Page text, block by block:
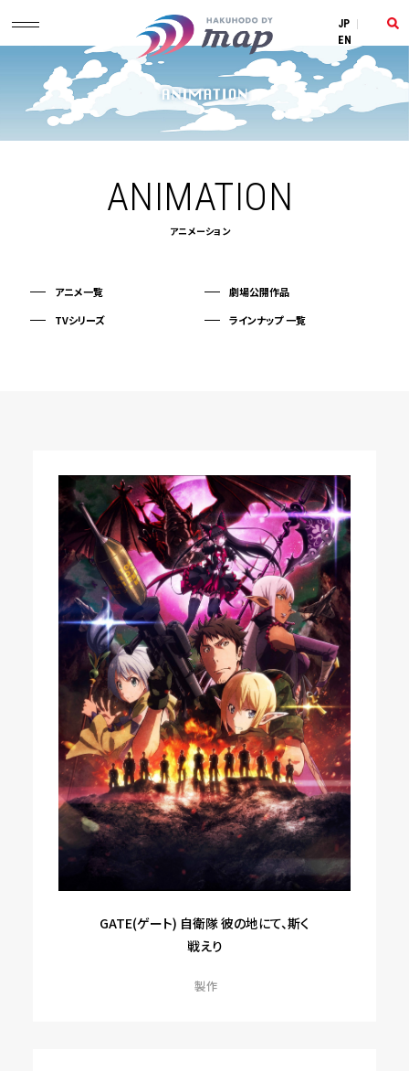
JP
EN
ANIMATION
アニメーション
アニメ一覧
劇場公開作品
TVシリーズ
ラインナップ 一覧
GATE(ゲート) 自衛隊 彼の地にて、斯く
戦えり
製作